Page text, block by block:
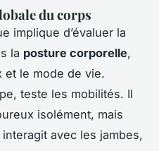
du corps
implique d’évaluer la
la posture corporelle,
et le mode de vie.
teste les mobilités. Il
isolément, mais
avec les jambes,